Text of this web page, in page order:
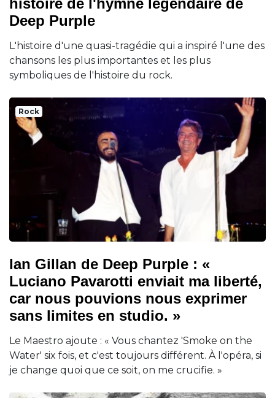
histoire de l'hymne légendaire de
Deep Purple
L'histoire d'une quasi-tragédie qui a inspiré l'une des
chansons les plus importantes et les plus
symboliques de l'histoire du rock.
Rock
Ian Gillan de Deep Purple : «
Luciano Pavarotti enviait ma liberté,
car nous pouvions nous exprimer
sans limites en studio. »
Le Maestro ajoute : « Vous chantez 'Smoke on the
Water' six fois, et c'est toujours différent. À l'opéra, si
je change quoi que ce soit, on me crucifie. »